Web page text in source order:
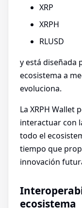
XRP
XRPH
RLUSD
y está diseñada
ecosistema a
evoluciona.
La XRPH Wallet
interactuar con
todo el
tiempo que
innovación
ecosistema